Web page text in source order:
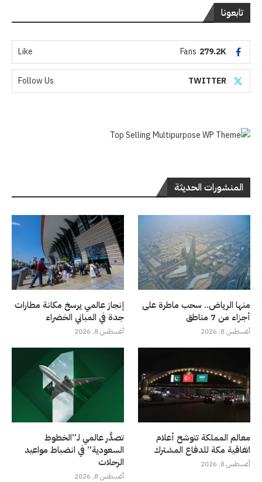
تابعونا
279.2K
Fans
Like
TWITTER
Follow Us
المنشورات الحديثة
منها الرياض.. سحب ماطرة على
أجزاء من 7 مناطق
أغسطس 8, 2026
إنجاز عالمي يرسخ مكانة مطارات
جدة في المباني الخضراء
أغسطس 8, 2026
معالم المملكة تتوشح أعلام
اتفاقية مكة للدفاع المشترك
أغسطس 8, 2026
تصدُّر عالمي لـ”الخطوط
السعودية” في انضباط مواعيد
الرحلات
أغسطس 8, 2026